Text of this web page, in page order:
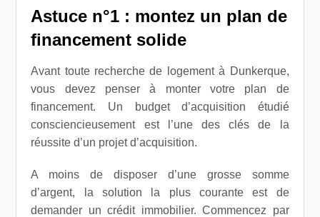
Astuce n°1 : montez un plan de
financement solide
Avant toute recherche de logement à Dunkerque,
vous devez penser à monter votre plan de
financement. Un budget d’acquisition étudié
consciencieusement est l’une des clés de la
réussite d’un projet d’acquisition.
A moins de disposer d’une grosse somme
d’argent, la solution la plus courante est de
demander un crédit immobilier. Commencez par